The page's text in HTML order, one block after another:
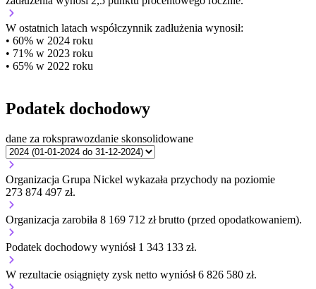
W ostatnich latach współczynnik zadłużenia wynosił:
• 60% w 2024 roku
• 71% w 2023 roku
• 65% w 2022 roku
Podatek dochodowy
dane za roksprawozdanie skonsolidowane
Organizacja Grupa Nickel wykazała przychody na poziomie
273 874 497 zł.
Organizacja zarobiła 8 169 712 zł brutto (przed opodatkowaniem).
Podatek dochodowy wyniósł 1 343 133 zł.
W rezultacie osiągnięty zysk netto wyniósł 6 826 580 zł.